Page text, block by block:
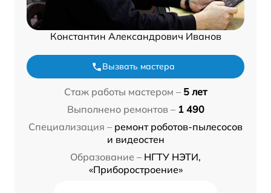
Константин Александрович Иванов
Вызвать мастера
Стаж работы мастером – 5 лет
Выполнено ремонтов – 1 490
Специализация – ремонт роботов-пылесосов
и видеостен
Образование – НГТУ НЭТИ,
«Приборостроение»